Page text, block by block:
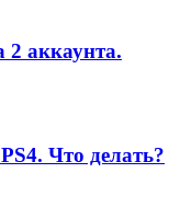
2 аккаунта.
Что делать?